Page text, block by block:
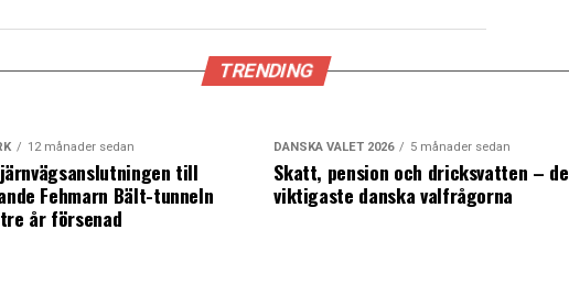
TRENDING
12 månader sedan
till
Fehmarn Bält-tunneln
år försenad
DANSKA VALET 2026 5 månader sedan
Skatt, pension och dricksvatten – de
viktigaste danska valfrågorna